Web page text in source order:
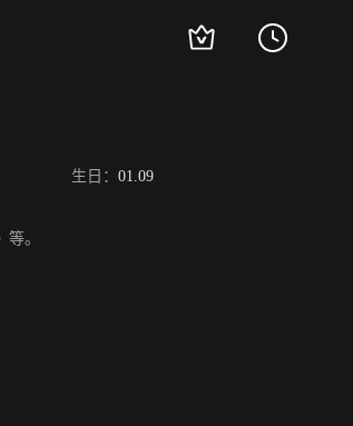
生日： 01.09
。